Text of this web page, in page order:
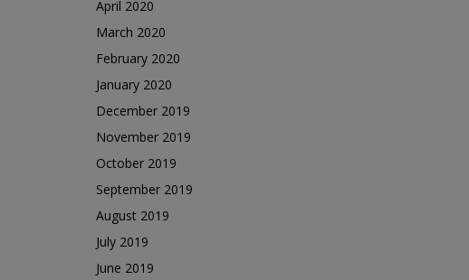
April 2020
March 2020
February 2020
January 2020
December 2019
November 2019
October 2019
September 2019
August 2019
July 2019
June 2019